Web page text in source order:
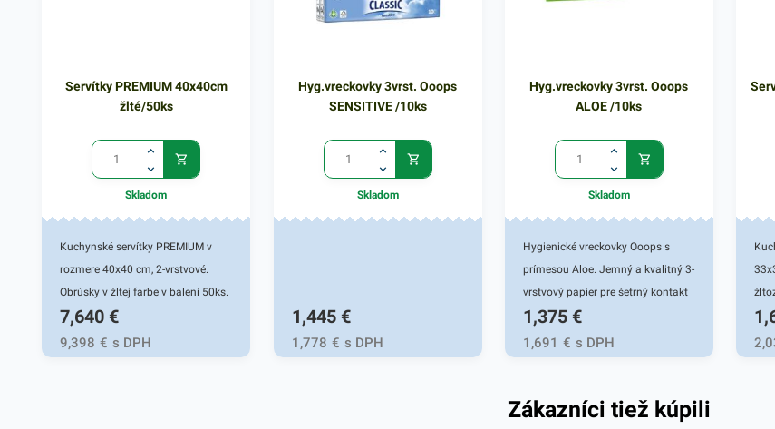
Servítky PREMIUM 40x40cm
žlté/50ks
Skladom
Kuchynské servítky PREMIUM v
rozmere 40x40 cm, 2-vrstvové.
Obrúsky v žltej farbe v balení 50ks.
Používajú sa v reštauráciách, v
domácnostiach a pod.
Dvojvrstvové prevedenie kvalitného
7,640 €
9,398 € s DPH
Hyg.vreckovky 3vrst. Ooops
SENSITIVE /10ks
Skladom
1,445 €
1,778 € s DPH
Hyg.vreckovky 3vrst. Ooops
ALOE /10ks
Skladom
Hygienické vreckovky Ooops s
prímesou Aloe. Jemný a kvalitný 3-
vrstvový papier pre šetrný kontakt
s pokožkou. Balené po 10 ks.
1,375 €
1,691 € s DPH
Zákazníci tiež kúpili